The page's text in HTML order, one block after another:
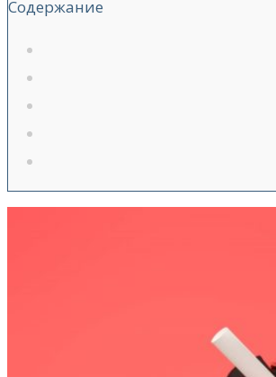
Содержание